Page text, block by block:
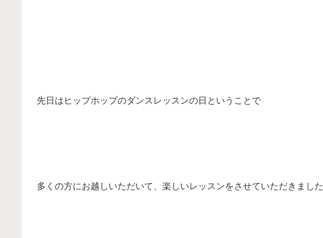
先日はヒップホップのダンスレッスンの日ということで
多くの方にお越しいただいて、楽しいレッスンをさせていただきました